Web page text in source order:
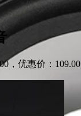
，优惠价：109.00